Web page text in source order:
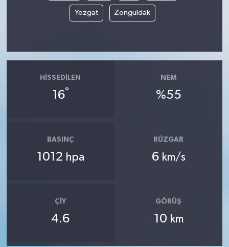
Yozgat Zonguldak
HISSEDILEN
16°
NEM
%55
BASINÇ
1012 hpa
RÜZGAR
6 km/s
ÇIY
4.6
GÖRÜŞ
10 km